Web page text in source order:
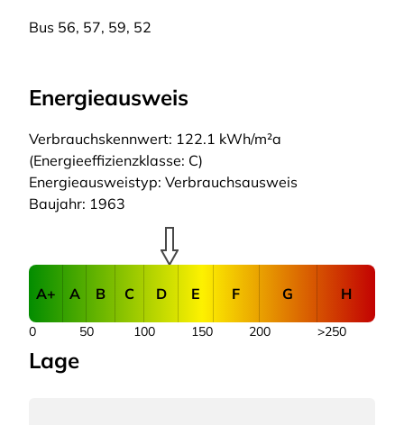
Bus 56, 57, 59, 52
Energieausweis
Verbrauchskennwert: 122.1 kWh/m²a
(Energieeffizienzklasse: C)
Energieausweistyp: Verbrauchsausweis
Baujahr: 1963
A+ A B C D E F G H
50 100 150 200
0 >250
Lage